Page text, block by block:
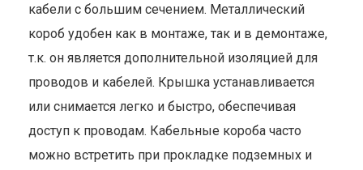
кабели с большим сечением. Металлический
короб удобен как в монтаже, так и в демонтаже,
т.к. он является дополнительной изоляцией для
проводов и кабелей. Крышка устанавливается
или снимается легко и быстро, обеспечивая
доступ к проводам. Кабельные короба часто
можно встретить при прокладке подземных и